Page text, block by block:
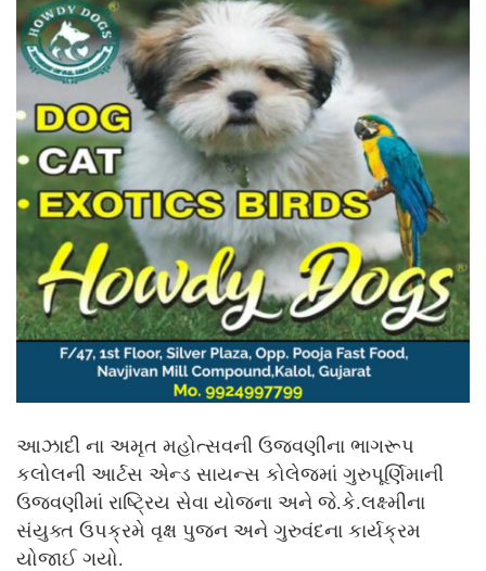
આઝાદી ના અમૃત મહોત્સવની ઉજવણીના ભાગરૂપ
કલોલની આર્ટસ એન્ડ સાયન્સ કોલેજમાં ગુરુપૂર્ણિમાની
ઉજવણીમાં રાષ્ટ્રિય સેવા યોજના અને જે.કે.લક્ષ્મીના
સંયુક્ત ઉપક્રમે વૃક્ષ પુજન અને ગુરુવંદના કાર્યક્રમ
યોજાઈ ગયો.